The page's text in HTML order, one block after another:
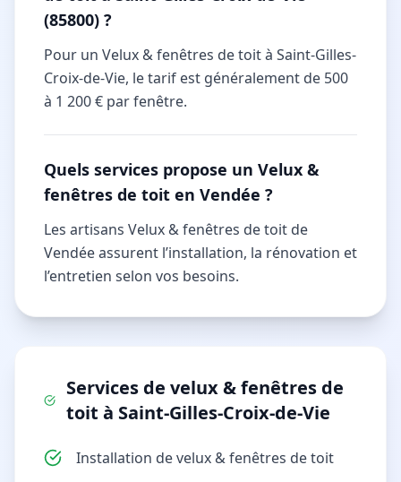
(85800) ?
Pour un Velux & fenêtres de toit à Saint-Gilles-
Croix-de-Vie, le tarif est généralement de 500
à 1 200 € par fenêtre.
Quels services propose un Velux &
fenêtres de toit en Vendée ?
Les artisans Velux & fenêtres de toit de
Vendée assurent l’installation, la rénovation et
l’entretien selon vos besoins.
Services de velux & fenêtres de
toit à Saint-Gilles-Croix-de-Vie
Installation de velux & fenêtres de toit